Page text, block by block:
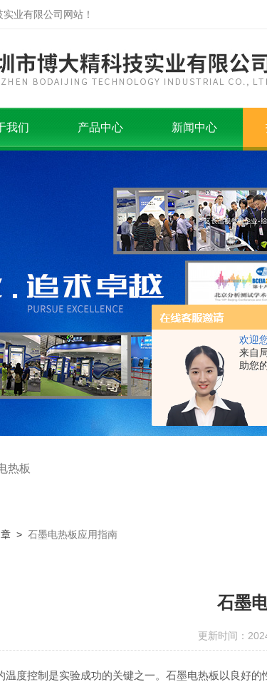
欢迎
来自
助您
业有限公司 网站！
我们 产品中心 新闻中心
热板
> 石墨电热板应用指南
石墨
更新时间：
控制是实验成功的关键之一。石墨电热板以良好的